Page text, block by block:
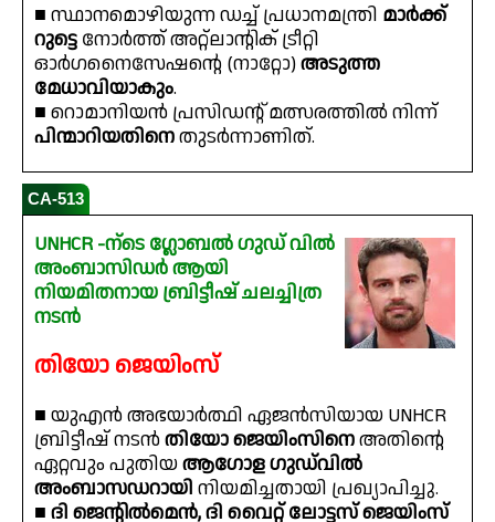
■ സ്ഥാനമൊഴിയുന്ന ഡച്ച് പ്രധാനമന്ത്രി മാർക്ക്
റുട്ടെ നോർത്ത് അറ്റ്ലാൻ്റിക് ട്രീറ്റി
ഓർഗനൈസേഷൻ്റെ (നാറ്റോ)അടുത്ത
മേധാവിയാകും.
■ റൊമാനിയൻ പ്രസിഡൻ്റ് മത്സരത്തിൽ നിന്ന്
പിന്മാറിയതിനെതുടർന്നാണിത്.
CA-513
UNHCR -ന്ടെ ഗ്ലോബൽ ഗുഡ് വിൽ
അംബാസിഡർ ആയി
നിയമിതനായ ബ്രിട്ടീഷ് ചലച്ചിത്ര
നടൻ
തിയോ ജെയിംസ്
■ യുഎൻ അഭയാർത്ഥി ഏജൻസിയായ UNHCR
ബ്രിട്ടീഷ് നടൻതിയോ ജെയിംസിനെഅതിൻ്റെ
ഏറ്റവും പുതിയആഗോള ഗുഡ്‌വിൽ
അംബാസഡറായി നിയമിച്ചതായി പ്രഖ്യാപിച്ചു.
■ ദി ജെൻ്റിൽമെൻ, ദി വൈറ്റ് ലോട്ടസ് ജെയിംസ്